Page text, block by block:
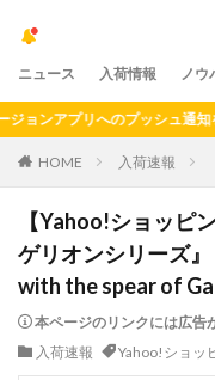
ニュース 入荷情報 ノウ
プリへのプッシュ通知を停止
HOME 入荷速報
【Yahoo!ショッピ
ゲリオンシリーズ
with the spear of
本ページのリンクには広告
入荷速報
Yahoo!ショッ